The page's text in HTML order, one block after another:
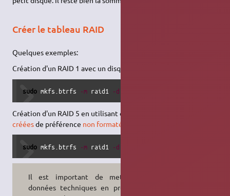
Créer le tableau RAID
Quelques exemples:
Création d'un RAID 1 avec un disque de spare
sudo mkfs.btrfs -m raid1 -d
Création d'un RAID 5 en utilisant des partitions préalablement
crééesde préférence non formatées.
sudo mkfs.btrfs -m raid1 -d
Il est important de mettre les
données techniques en protection